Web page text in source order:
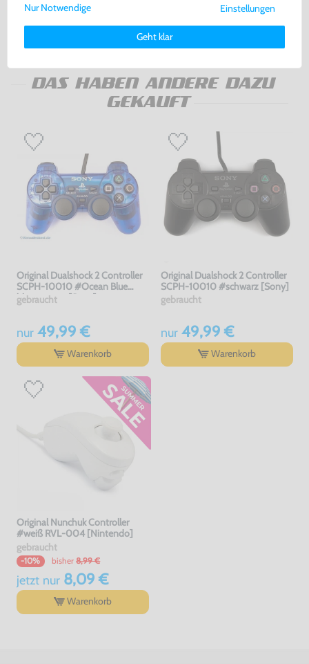
3,50 € 189,99 €
DAS HABEN ANDERE DAZU
GEKAUFT
Original Dualshock 2 Controller
SCPH-10010 #Ocean Blue
blau-transp. [Sony]
gebraucht
nur49,99 €
Warenkorb
Original Dualshock 2 Controller
SCPH-10010 #schwarz [Sony]
gebraucht
nur49,99 €
Warenkorb
Original Nunchuk Controller
#weiß RVL-004 [Nintendo]
gebraucht
-10% bisher 8,99 €
jetzt nur8,09 €
Warenkorb
Weitere Informationen zu den von uns verwendeten Cookies und
Deinen Rechten als Nutzer findest Du in unsererDaten­schutz­
Impressum.
Einstellungen
Geht klar
Nur Notwendige